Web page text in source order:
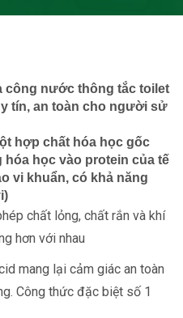
công nước thông tắc toilet
tín, an toàn cho người sử
hợp chất hóa học gốc
hóa học vào protein của tế
vi khuẩn, có khả năng
chất lỏng, chất rắn và khí
hơn với nhau
mang lại cảm giác an toàn
Công thức đặc biệt số 1